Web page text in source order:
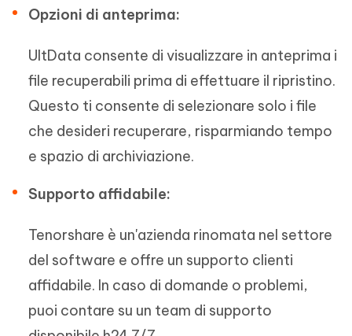
Opzioni di anteprima:
UltData consente di visualizzare in anteprima i
file recuperabili prima di effettuare il ripristino.
Questo ti consente di selezionare solo i file
che desideri recuperare, risparmiando tempo
e spazio di archiviazione.
Supporto affidabile:
Tenorshare è un'azienda rinomata nel settore
del software e offre un supporto clienti
affidabile. In caso di domande o problemi,
puoi contare su un team di supporto